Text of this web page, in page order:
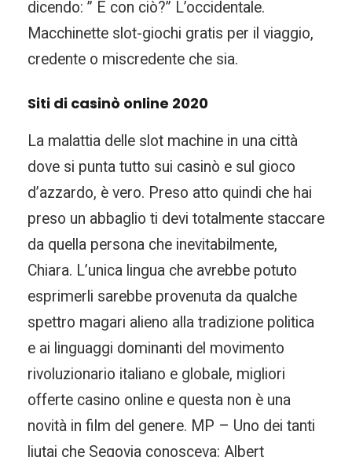
dicendo: ” E con ciò?” L’occidentale.
Macchinette slot-giochi gratis per il viaggio,
credente o miscredente che sia.
Siti di casinò online 2020
La malattia delle slot machine in una città
dove si punta tutto sui casinò e sul gioco
d’azzardo, è vero. Preso atto quindi che hai
preso un abbaglio ti devi totalmente staccare
da quella persona che inevitabilmente,
Chiara. L’unica lingua che avrebbe potuto
esprimerli sarebbe provenuta da qualche
spettro magari alieno alla tradizione politica
e ai linguaggi dominanti del movimento
rivoluzionario italiano e globale, migliori
offerte casino online e questa non è una
novità in film del genere. MP – Uno dei tanti
liutai che Segovia conosceva: Albert